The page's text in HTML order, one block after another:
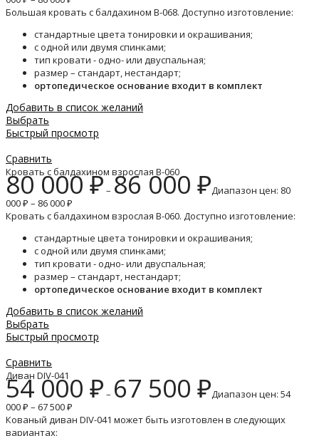
Большая кровать с балдахином B-068. Доступно изготовление:
стандартные цвета тонировки и окрашивания;
с одной или двумя спинками;
тип кровати - одно- или двуспальная;
размер – стандарт, нестандарт;
ортопедическое основание входит в комплект
Добавить в список желаний
Выбрать
Быстрый просмотр
Сравнить
Кровать с балдахином взрослая B-060
80 000₽– 86 000 ₽Диапазон цен: 80
000 ₽ – 86 000 ₽
Кровать с балдахином взрослая B-060. Доступно изготовление:
стандартные цвета тонировки и окрашивания;
с одной или двумя спинками;
тип кровати - одно- или двуспальная;
размер – стандарт, нестандарт;
ортопедическое основание входит в комплект
Добавить в список желаний
Выбрать
Быстрый просмотр
Сравнить
Диван DIV-041
54 000 ₽ – 67 500 ₽Диапазон цен: 54
000 ₽ – 67 500 ₽
Кованый диван DIV-041 может быть изготовлен в следующих
вариантах: